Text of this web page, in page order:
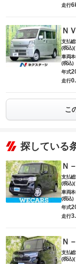
走行
Ｎ
支払
(税込)(
車両
(税込)
年式
走行
こ
探している
Ｎ
支払
(税込
車両
(税込)
年式
走行
Ｎ
支払
(税込